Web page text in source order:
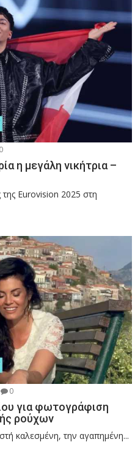
0
η μεγάλη νικήτρια –
Eurovision 2025 στη
0
για φωτογράφιση
ρούχων
καλεσμένη, την αγαπημένη...